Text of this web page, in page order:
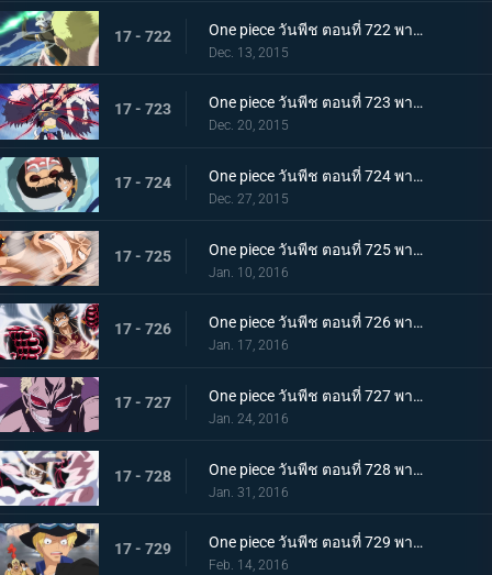
17 - 722 One piece วันพีช ตอนที่ 722 พากย์ไทย ดาบแห่งความมุ่งมั่น! การสวนกลับของ แกมม่าไนฟ์!!
Dec. 13, 2015
17 - 723 One piece วันพีช ตอนที่ 723 พากย์ไทย การปะทะฮาคิ! ลูฟี่ ปะทะ โดฟลามิงโก้!
Dec. 20, 2015
17 - 724 One piece วันพีช ตอนที่ 724 พากย์ไทย การโจมตีที่ไร้ผล! ความลับที่น่าตกใจของเทรโบล!
Dec. 27, 2015
17 - 725 One piece วันพีช ตอนที่ 725 พากย์ไทย ระเบิดความโกรธ! ฉันจะรับทุกอย่างไว้เอง!
Jan. 10, 2016
17 - 726 One piece วันพีช ตอนที่ 726 พากย์ไทย เกียร์สี่! มนุษย์เด้งดึ๋งสุดประหลาด!
Jan. 17, 2016
17 - 727 One piece วันพีช ตอนที่ 727 พากย์ไทย พลิกผันครั้งใหญ่! พลังที่ตื่นขึ้นของโดฟลามิงโก้!
Jan. 24, 2016
17 - 728 One piece วันพีช ตอนที่ 728 พากย์ไทย ลูฟี่! ทุ่มสุดตัวลีโอบาซูก้า!
Jan. 31, 2016
17 - 729 One piece วันพีช ตอนที่ 729 พากย์ไทย เจ้ามังกรอัคคี! ฉันจะปกป้องชีวิตลูฟี่ให้ได้!
Feb. 14, 2016